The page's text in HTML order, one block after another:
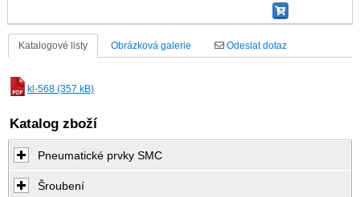
Katalogové listy Obrázková galerie Odeslat dotaz
kl-568 (357 kB)
Katalog zboží
Pneumatické prvky SMC
Šroubení